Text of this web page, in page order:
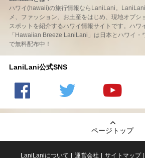
ハワイ(hawaii)の旅行情報ならLaniLani。
メ、ファッション、お土産をはじめ、現地オプシ
スポットを紹介するハワイ情報サイトです。ハワ
「Hawaiian Breeze LaniLani」は日本とハワイ・
で無料配布中！
LaniLani公式SNS
の
のtwitter
の
Youtube
チャンネ
ページトップ
LaniLaniについて 運営会社 サイトマップ